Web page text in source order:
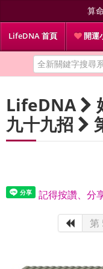
算
LifeDNA 首頁 開運
LifeDNA
九十九招
記得按讚、分
第